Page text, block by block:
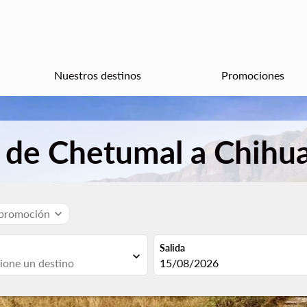
Nuestros destinos Promociones
Chetumal a
expand_more
expand_more
Salida
fc-booking-departure-date-
15/08/2026